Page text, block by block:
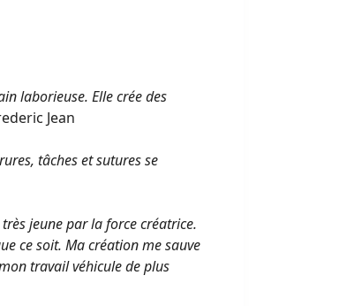
laborieuse. Elle crée des
Jean
tâches et sutures se
très jeune par la force créatrice.
ce soit. Ma création me sauve
travail véhicule de plus